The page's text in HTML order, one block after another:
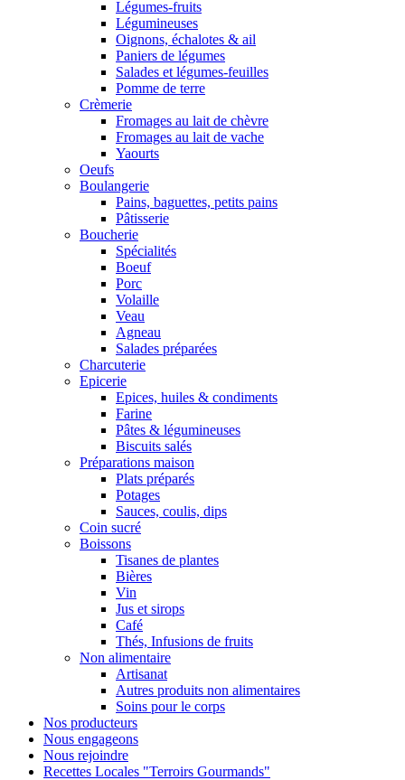
Légumes-fruits
Légumineuses
Oignons, échalotes & ail
Paniers de légumes
Salades et légumes-feuilles
Pomme de terre
Crèmerie
Fromages au lait de chèvre
Fromages au lait de vache
Yaourts
Oeufs
Boulangerie
Pains, baguettes, petits pains
Pâtisserie
Boucherie
Spécialités
Boeuf
Porc
Volaille
Veau
Agneau
Salades préparées
Charcuterie
Epicerie
Epices, huiles & condiments
Farine
Pâtes & légumineuses
Biscuits salés
Préparations maison
Plats préparés
Potages
Sauces, coulis, dips
Coin sucré
Boissons
Tisanes de plantes
Bières
Vin
Jus et sirops
Café
Thés, Infusions de fruits
Non alimentaire
Artisanat
Autres produits non alimentaires
Soins pour le corps
Nos producteurs
Nous engageons
Nous rejoindre
Recettes Locales "Terroirs Gourmands"